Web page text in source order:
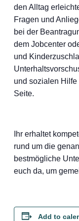
den Alltag
Fragen und
bei der
dem Jobcenter
und
und sozialen Hilfe
Seite.
Ihr erhaltet
rund um die
bestmögliche
euch da, um
Add to